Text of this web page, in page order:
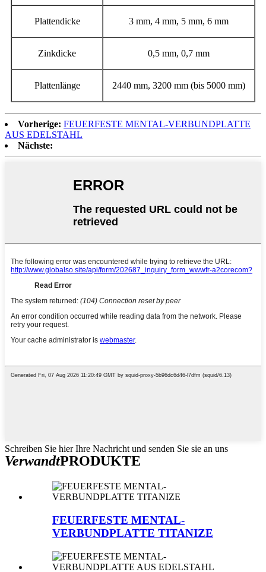
Plattendicke 3 mm, 4 mm, 5 mm, 6 mm
Zinkdicke 0,5 mm, 0,7 mm
Plattenlänge 2440 mm, 3200 mm (bis 5000 mm)
Vorherige: FEUERFESTE MENTAL-VERBUNDPLATTE
AUS EDELSTAHL
Nächste:
Schreiben Sie hier Ihre Nachricht und senden Sie sie an uns
VerwandtPRODUKTE
FEUERFESTE MENTAL-
VERBUNDPLATTE TITANIZE